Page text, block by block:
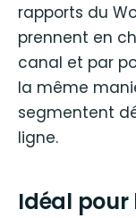
rapports du
prennent en
canal et par
la même
segmentent
ligne.
Idéal